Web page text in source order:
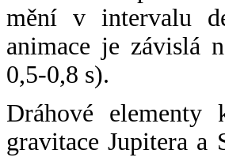
mění v intervalu
animace je závislá
0,5-0,8 s).
Dráhové elementy
gravitace Jupitera a